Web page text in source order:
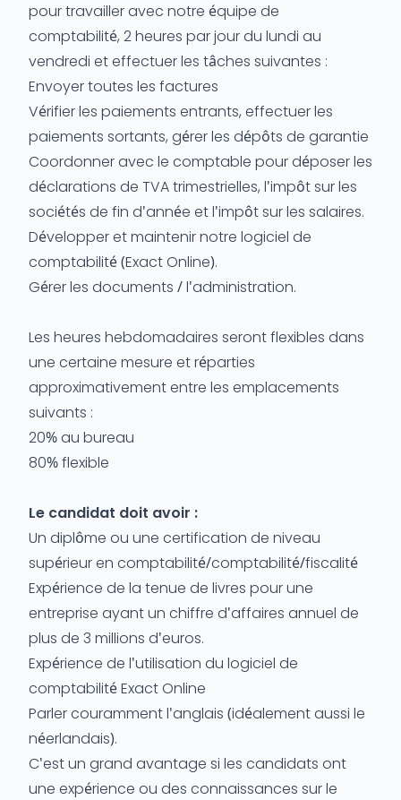
pour travailler avec notre équipe de
comptabilité, 2 heures par jour du lundi au
vendredi et effectuer les tâches suivantes :
Envoyer toutes les factures
Vérifier les paiements entrants, effectuer les
paiements sortants, gérer les dépôts de garantie
Coordonner avec le comptable pour déposer les
déclarations de TVA trimestrielles, l'impôt sur les
sociétés de fin d'année et l'impôt sur les salaires.
Développer et maintenir notre logiciel de
comptabilité (Exact Online).
Gérer les documents / l'administration.
Les heures hebdomadaires seront flexibles dans
une certaine mesure et réparties
approximativement entre les emplacements
suivants :
20% au bureau
80% flexible
Le candidat doit avoir :
Un diplôme ou une certification de niveau
supérieur en comptabilité/comptabilité/fiscalité
Expérience de la tenue de livres pour une
entreprise ayant un chiffre d'affaires annuel de
plus de 3 millions d'euros.
Expérience de l'utilisation du logiciel de
comptabilité Exact Online
Parler couramment l'anglais (idéalement aussi le
néerlandais).
C'est un grand avantage si les candidats ont
une expérience ou des connaissances sur le